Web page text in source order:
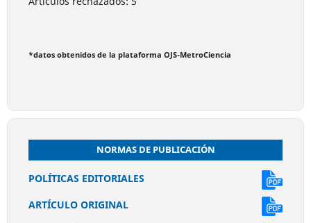
*datos obtenidos de la plataforma OJS-MetroCiencia
NORMAS DE PUBLICACIÓN
POLÍTICAS EDITORIALES
ARTÍCULO ORIGINAL